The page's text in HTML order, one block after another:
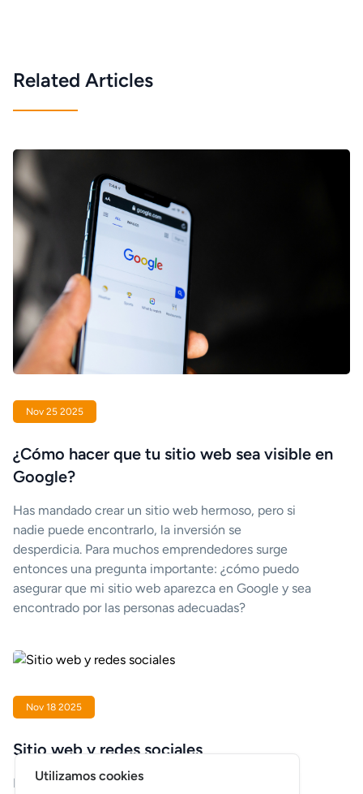
Related Articles
Nov 25 2025
¿Cómo hacer que tu sitio web sea visible en
Google?
Has mandado crear un sitio web hermoso, pero si
nadie puede encontrarlo, la inversión se
desperdicia. Para muchos emprendedores surge
entonces una pregunta importante: ¿cómo puedo
asegurar que mi sitio web aparezca en Google y sea
encontrado por las personas adecuadas?
Nov 18 2025
Sitio web y redes sociales
Muchos empresarios se preguntan si un sitio web
Utilizamos cookies